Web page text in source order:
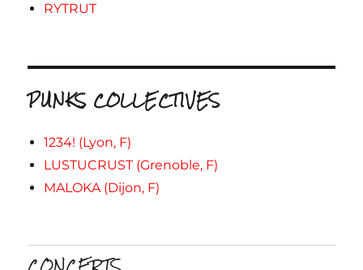
RYTRUT
PUNKS COLLECTIVES
1234! (Lyon, F)
LUSTUCRUST (Grenoble, F)
MALOKA (Dijon, F)